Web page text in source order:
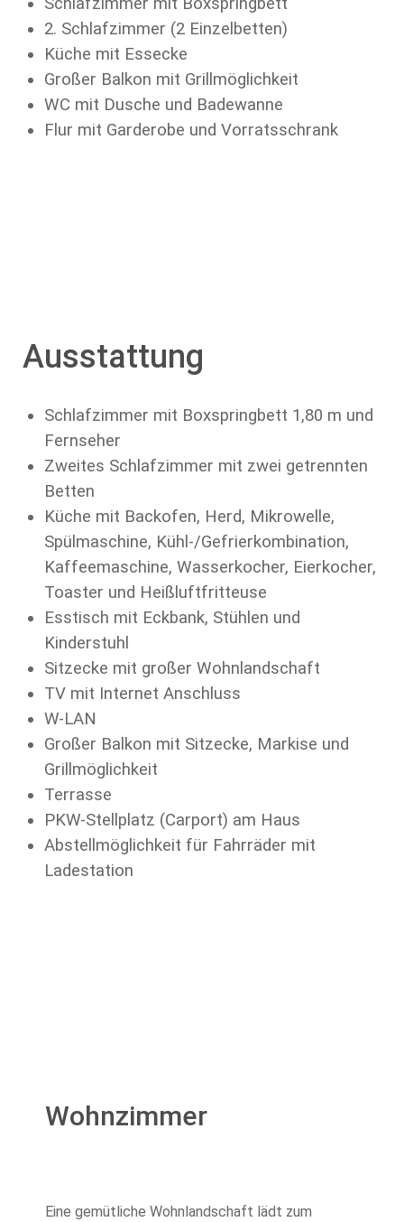
2. Schlafzimmer (2 Einzelbetten)
Küche mit Essecke
Großer Balkon mit Grillmöglichkeit
WC mit Dusche und Badewanne
Flur mit Garderobe und Vorratsschrank
Ausstattung
Schlafzimmer mit Boxspringbett 1,80 m und
Fernseher
Zweites Schlafzimmer mit zwei getrennten
Betten
Küche mit Backofen, Herd, Mikrowelle,
Spülmaschine, Kühl-/Gefrierkombination,
Kaffeemaschine, Wasserkocher, Eierkocher,
Toaster und Heißluftfritteuse
Esstisch mit Eckbank, Stühlen und
Kinderstuhl
Sitzecke mit großer Wohnlandschaft
TV mit Internet Anschluss
W-LAN
Großer Balkon mit Sitzecke, Markise und
Grillmöglichkeit
Terrasse
PKW-Stellplatz (Carport) am Haus
Abstellmöglichkeit für Fahrräder mit
Ladestation
Wohnzimmer
Eine gemütliche Wohnlandschaft lädt zum